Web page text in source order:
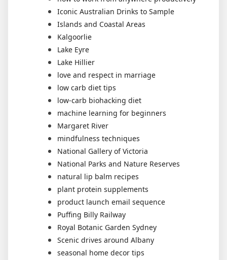
Iconic Australian Drinks to Sample
Islands and Coastal Areas
Kalgoorlie
Lake Eyre
Lake Hillier
love and respect in marriage
low carb diet tips
low-carb biohacking diet
machine learning for beginners
Margaret River
mindfulness techniques
National Gallery of Victoria
National Parks and Nature Reserves
natural lip balm recipes
plant protein supplements
product launch email sequence
Puffing Billy Railway
Royal Botanic Garden Sydney
Scenic drives around Albany
seasonal home decor tips